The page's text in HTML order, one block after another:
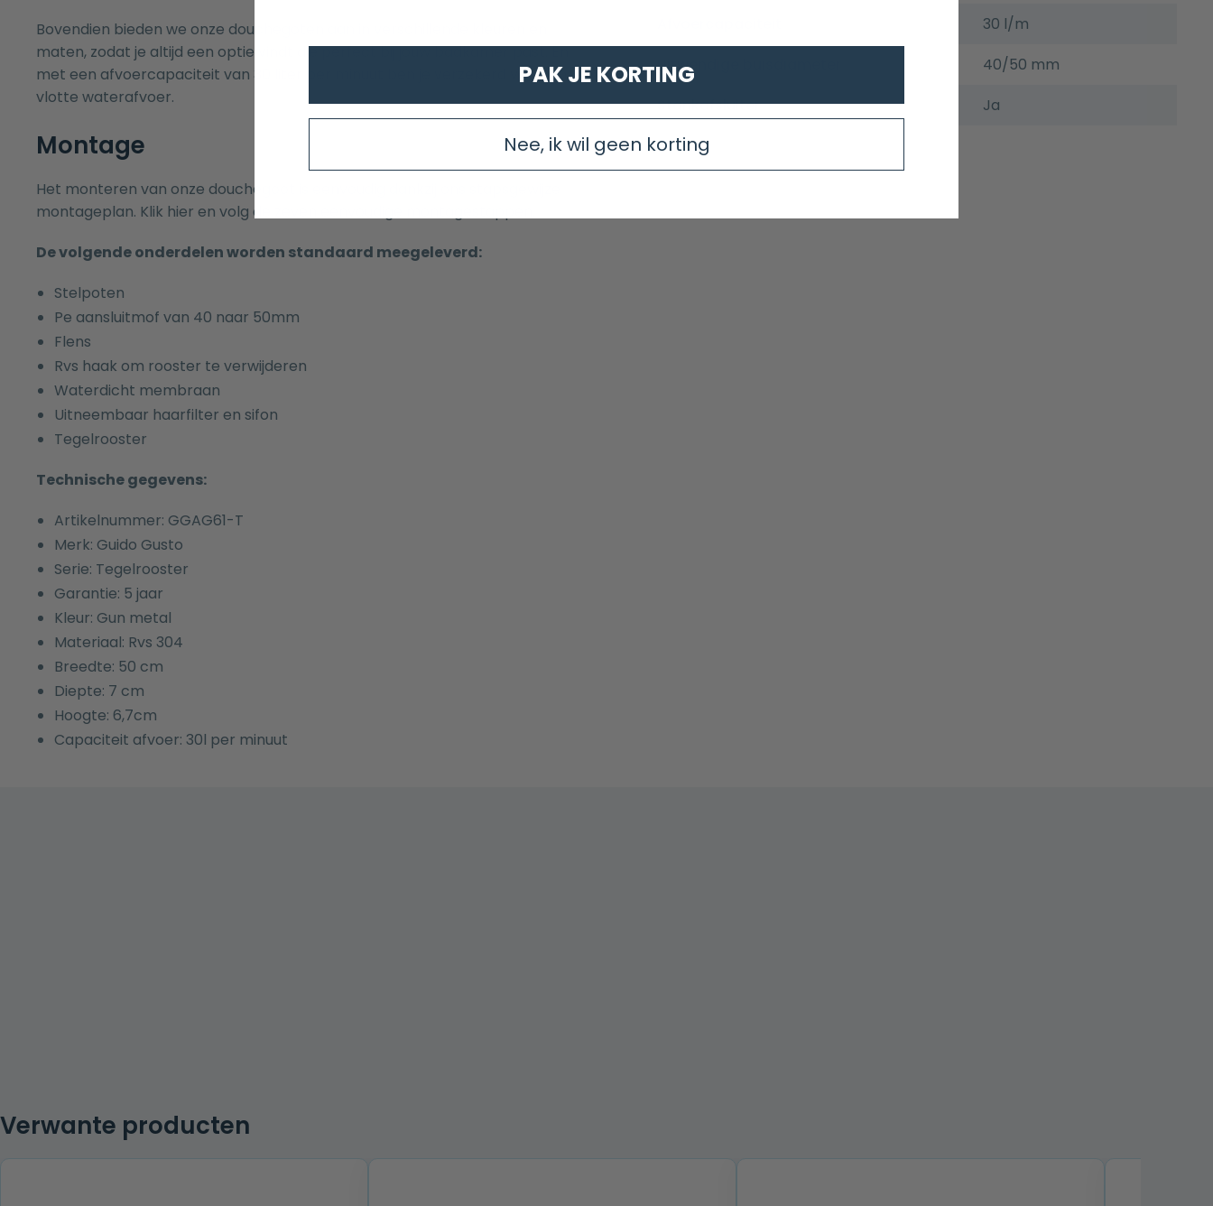
Bovendien bieden we onze douchegoten aan in verschillende kleuren en
maten, zodat je altijd een optie vindt die perfect bij jouw badkamer past. En
met een afvoercapaciteit van 30 liter per minuut ben je verzekerd van een
vlotte waterafvoer.
Montage
Het monteren van onze douchegoot is eenvoudig dankzij ons stapsgewijze
montageplan. Klik hier en volg de zeven eenvoudige montagestappen.
De volgende onderdelen worden standaard meegeleverd:
Stelpoten
Pe aansluitmof van 40 naar 50mm
Flens
Rvs haak om rooster te verwijderen
Waterdicht membraan
Uitneembaar haarfilter en sifon
Tegelrooster
Technische gegevens:
Artikelnummer: GGAG61-T
Merk: Guido Gusto
Serie: Tegelrooster
Garantie: 5 jaar
Kleur: Gun metal
Materiaal: Rvs 304
Breedte: 50 cm
Diepte: 7 cm
Hoogte: 6,7cm
Capaciteit afvoer: 30l per minuut
30 l/m
Uitwendige buisdiameter
40/50 mm
Stankafsluiter
Ja
Verwante producten
PAK JE KORTING
Nee, ik wil geen korting